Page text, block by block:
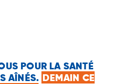
POUR LA SANTÉ
AÎNÉS. DEMAIN CE